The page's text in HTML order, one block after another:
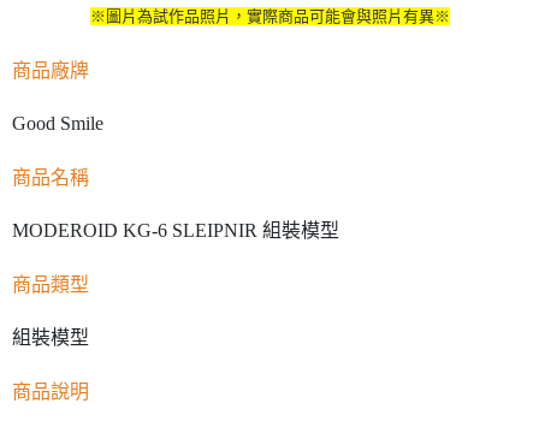
※圖片為試作品照片，實際商品可能會與照片有異※
商品廠牌
Good Smile
商品名稱
MODEROID KG-6 SLEIPNIR 組裝模型
商品類型
組裝模型
商品說明